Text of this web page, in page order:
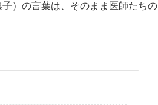
）の言葉は、そのまま医師たちの